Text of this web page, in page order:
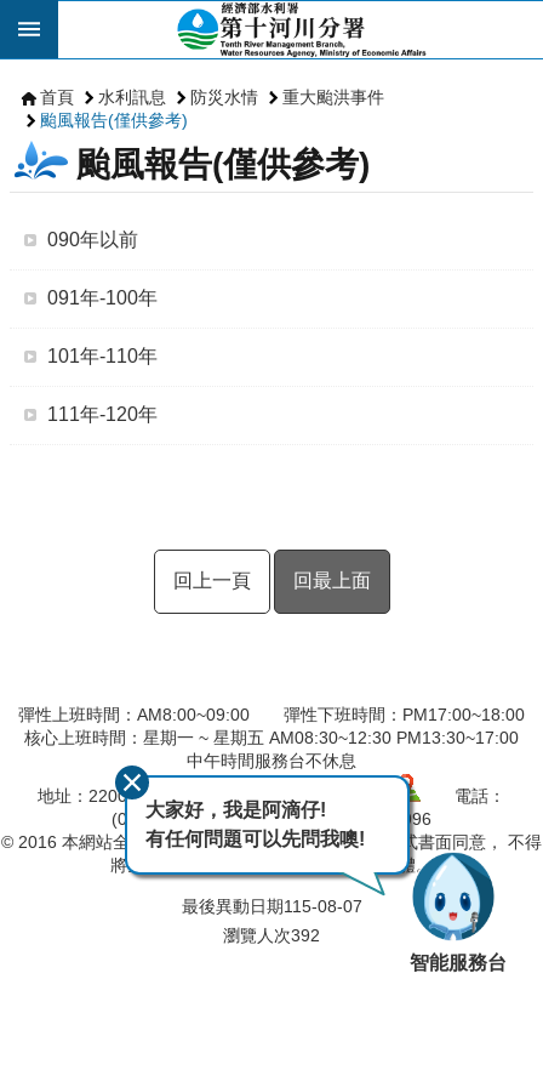
跳到主要內容區塊
首頁 水利訊息 防災水情
重大颱洪事件
颱風報告(僅供參考)
颱風報告(僅供參考)
090年以前
091年-100年
101年-110年
111年-120年
回上一頁 回最上面
彈性上班時間：AM8:00~09:00 彈性下班時間：PM17:00~18:00
核心上班時間：星期一 ~ 星期五 AM08:30~12:30 PM13:30~17:00
中午時間服務台不休息
地址：220057 新北市板橋區四川路2段橋頭1號
電話：
(02)8966-9870 傳真：(02)8966-7996
© 2016 本網站全部圖文版權係屬本分署所有，非經正式書面同意， 不得
將全部或部分內容，轉載於任何形式媒體。
最後異動日期115-08-07
瀏覽人次392
大家好，我是阿滴仔!
有任何問題可以先問我噢!
智能服務台